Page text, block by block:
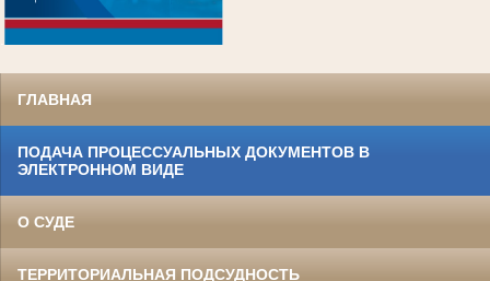
ГЛАВНАЯ
ПОДАЧА ПРОЦЕССУАЛЬНЫХ ДОКУМЕНТОВ В
ЭЛЕКТРОННОМ ВИДЕ
О СУДЕ
ТЕРРИТОРИАЛЬНАЯ ПОДСУДНОСТЬ